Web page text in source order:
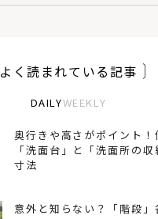
よく読まれている記事
DAILYWEEKLY
奥行きや高さがポイント！
「洗面台」と「洗面所の
寸法
意外と知らない？「階段」